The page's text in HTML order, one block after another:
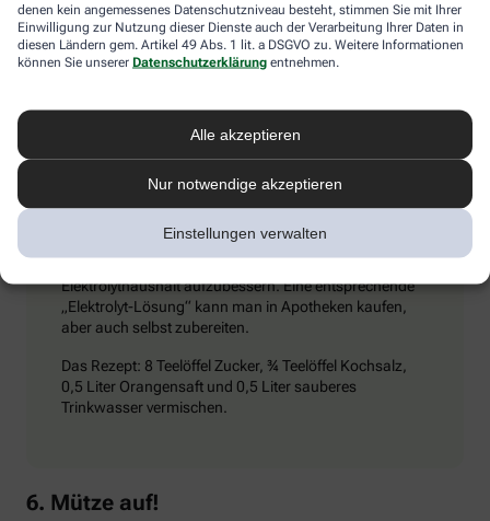
denen kein angemessenes Datenschutzniveau besteht, stimmen Sie mit Ihrer
Einwilligung zur Nutzung dieser Dienste auch der Verarbeitung Ihrer Daten in
diesen Ländern gem. Artikel 49 Abs. 1 lit. a DSGVO zu. Weitere Informationen
können Sie unserer Datenschutzerklärung entnehmen.
Alle akzeptieren
Nur notwendige akzeptieren
Einstellungen verwalten
Umschlägen) und ihn dazu zu bewegen, kaltes Mineralwasser zu
trinken. Achtung: Schmerzmittel sind tabu – sie können den
Zustand verschlimmern.
Körper gespült werden. Dieser Verlust kommt auch bei
Elektrolythaushalt aufzubessern. Eine entsprechende
„Elektrolyt-Lösung“ kann man in Apotheken kaufen,
aber auch selbst zubereiten.
Das Rezept: 8 Teelöffel Zucker, ¾ Teelöffel Kochsalz,
0,5 Liter Orangensaft und 0,5 Liter sauberes
Trinkwasser vermischen.
6. Mütze auf!